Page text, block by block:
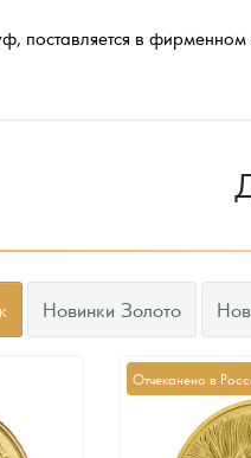
поставляется в
Новинки Золото
Отчеканено в